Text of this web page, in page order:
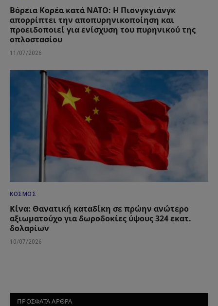
Βόρεια Κορέα κατά ΝΑΤΟ: Η Πιονγκγιάνγκ
απορρίπτει την αποπυρηνικοποίηση και
προειδοποιεί για ενίσχυση του πυρηνικού της
οπλοστασίου
11/07/2026
ΚΌΣΜΟΣ
Κίνα: Θανατική καταδίκη σε πρώην ανώτερο
αξιωματούχο για δωροδοκίες ύψους 324 εκατ.
δολαρίων
10/07/2026
ΠΡΟΣΦΑΤΑ ΑΡΘΡΑ